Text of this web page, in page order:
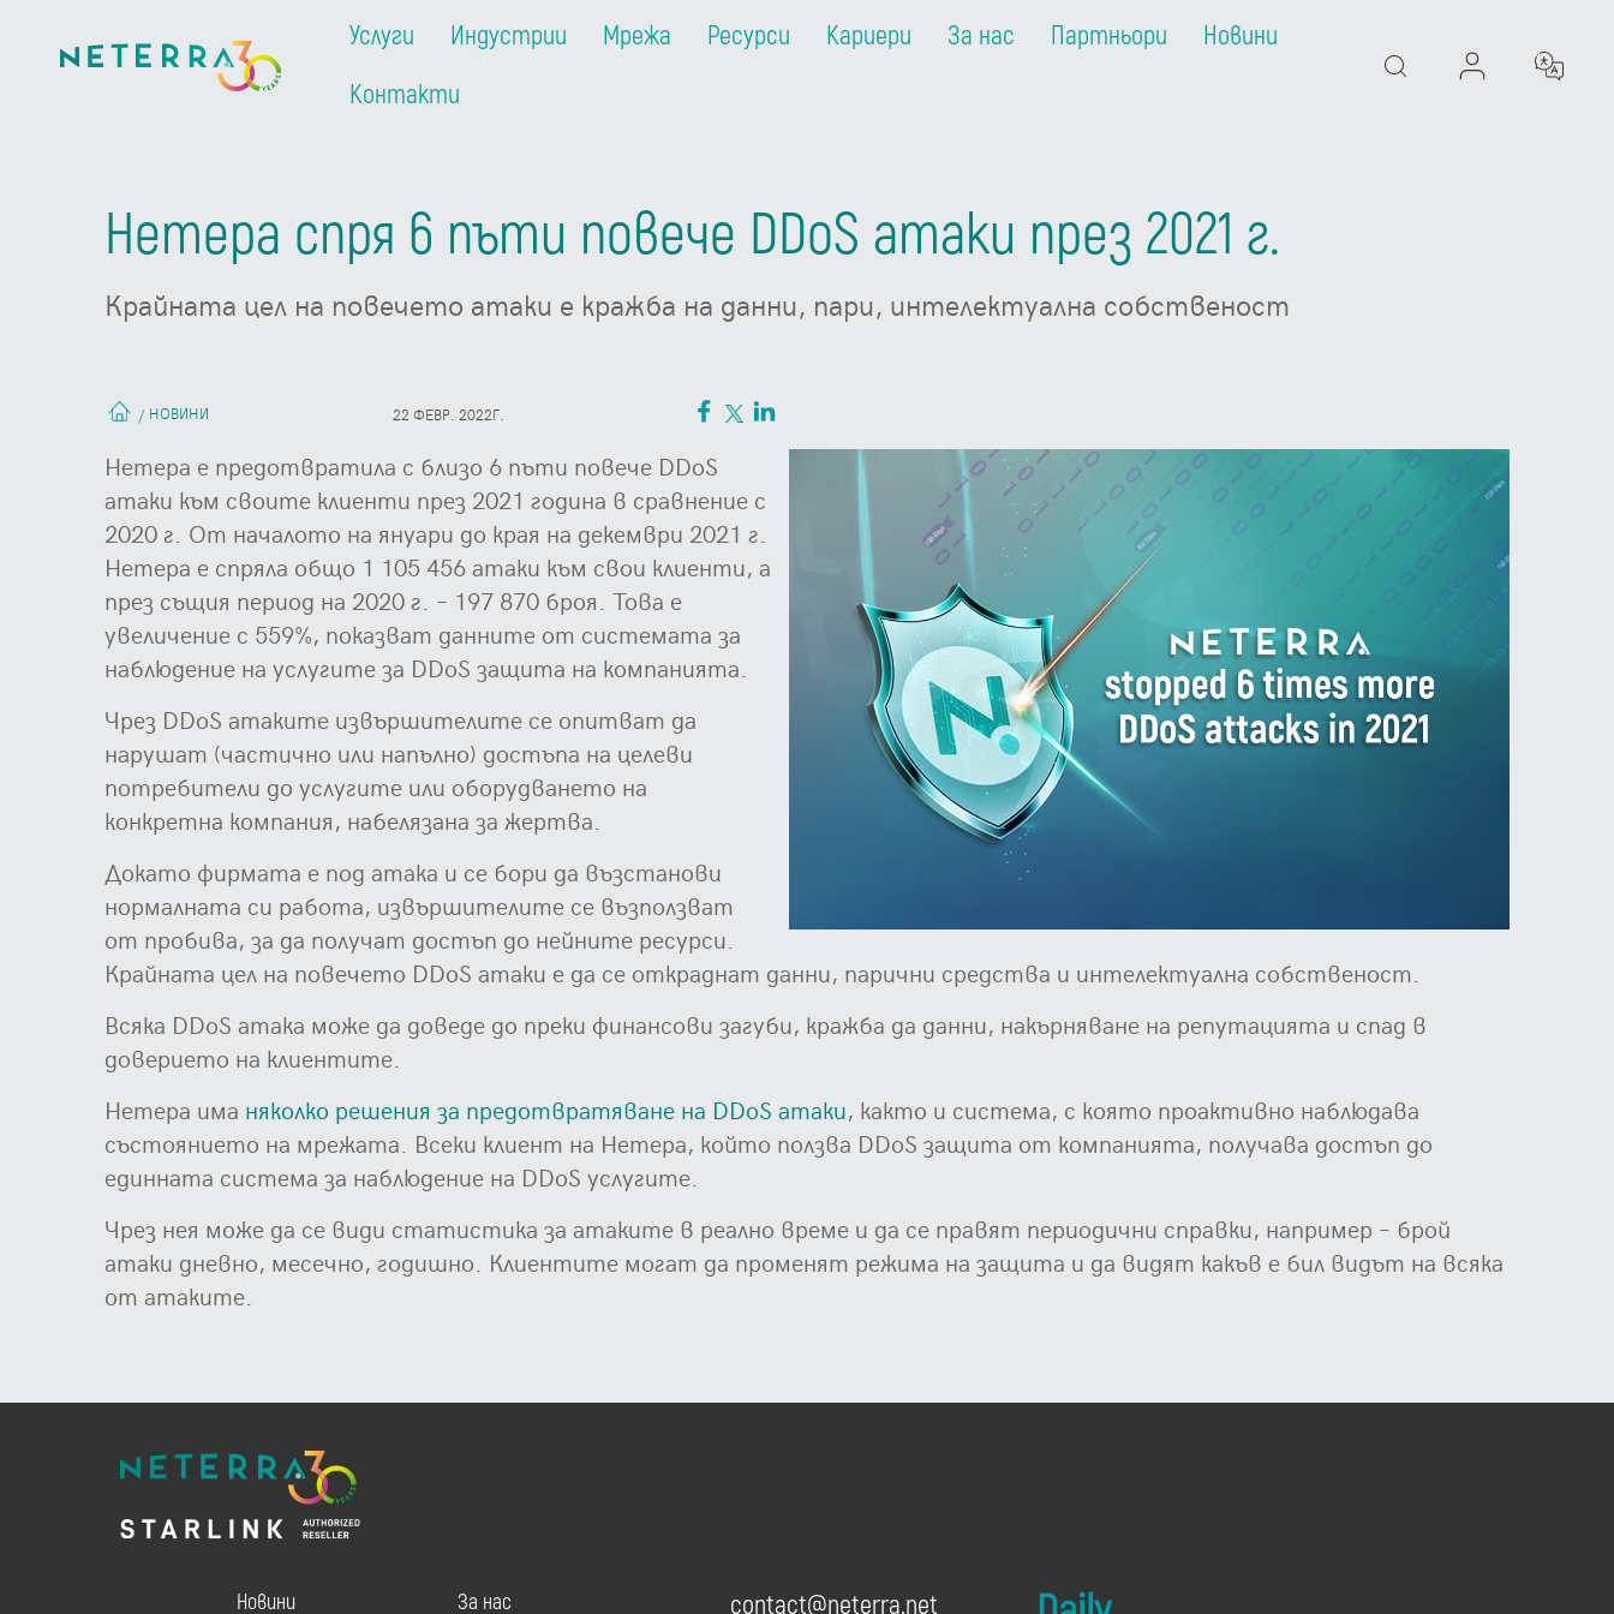
Услуги Индустрии Мрежа Ресурси Кариери За нас Партньори
Новини
Контакти
Нетера спря 6 пъти повече DDoS атаки през 2021 г.
Крайната цел на повечето атаки е кражба на данни, пари, интелектуална собственост
/ НОВИНИ 22 ФЕВР. 2022Г.
Нетера е предотвратила с близо 6 пъти повече DDoS
атаки към своите клиенти през 2021 година в сравнение с
2020 г. От началото на януари до края на декември 2021 г.
Нетера е спряла общо 1 105 456 атаки към свои клиенти, а
през същия период на 2020 г. – 197 870 броя. Това е
увеличение с 559%, показват данните от системата за
наблюдение на услугите за DDoS защита на компанията.
Чрез DDoS атаките извършителите се опитват да
нарушат (частично или напълно) достъпа на целеви
потребители до услугите или оборудването на
конкретна компания, набелязана за жертва.
Докато фирмата е под атака и се бори да възстанови
нормалната си работа, извършителите се възползват
от пробива, за да получат достъп до нейните ресурси.
Крайната цел на повечето DDoS атаки е да се откраднат данни, парични средства и интелектуална собственост.
Всяка DDoS атака може да доведе до преки финансови загуби, кражба да данни, накърняване на репутацията и спад в
доверието на клиентите.
Нетера има няколко решения за предотвратяване на DDoS атаки, както и система, с която проактивно наблюдава
състоянието на мрежата. Всеки клиент на Нетера, който ползва DDoS защита от компанията, получава достъп до
единната система за наблюдение на DDoS услугите.
Чрез нея може да се види статистика за атаките в реално време и да се правят периодични справки, например – брой
атаки дневно, месечно, годишно. Клиентите могат да променят режима на защита и да видят какъв е бил видът на всяка
от атаките.
Новини За нас contact@neterra.net